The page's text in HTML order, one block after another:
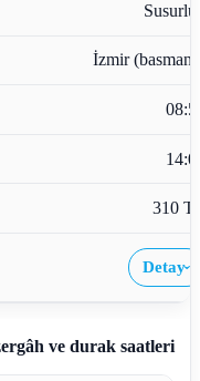
İzmir
310
Detay›
ve durak saatleri